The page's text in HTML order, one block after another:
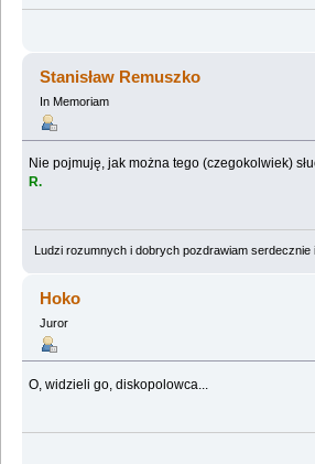
Stanisław Remuszko
In Memoriam
Nie pojmuję, jak można tego (czegokolwiek)
R.
Ludzi rozumnych i dobrych pozdrawiam serdecznie
Hoko
Juror
O, widzieli go, diskopolowca...